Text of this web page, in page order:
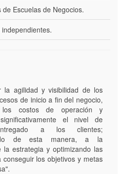
de Escuelas de Negocios.
la agilidad y visibilidad de los
de inicio a fin del negocio,
los costos de operación y
el nivel de
a los clientes;
de esta manera, a la
la estrategia y optimizando las
conseguir los objetivos y metas